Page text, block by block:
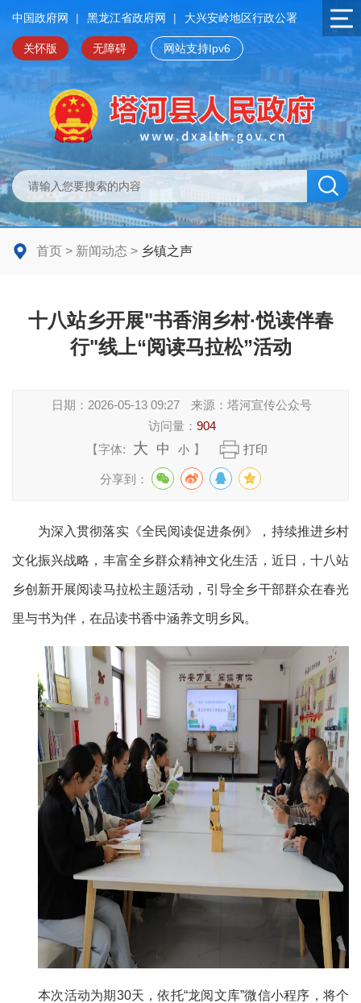
中国政府网 | 黑龙江省政府网 | 大兴安岭地区行政公署
关怀版 无障碍 网站支持Ipv6
首页 > 新闻动态 > 乡镇之声
十八站乡开展"书香润乡村·悦读伴春
行"线上“阅读马拉松”活动
日期： 2026-05-13 09:27 来源：塔河宣传公众号
访问量： 904
【字体:
大 中 小 】 打印
分享到：
为深入贯彻落实《全民阅读促进条例》，持续推进乡村
文化振兴战略，丰富全乡群众精神文化生活，近日，十八站
乡创新开展阅读马拉松主题活动，引导全乡干部群众在春光
里与书为伴，在品读书香中涵养文明乡风。
本次活动为期30天，依托“龙阅文库”微信小程序，将个